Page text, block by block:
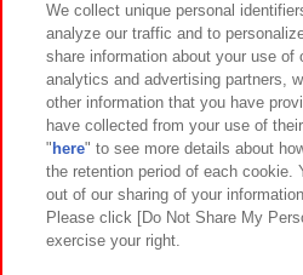
イベント・キャンペーン
関連会社 サステナビリテ
プライバシーポリシー ウェブアク
お取引先さまとともに
We collect unique personal
analyze our traffic and to
share information about your use of
analytics and advertising partners,
other information that you have
have collected from your use of
" here" to see more details about
the retention period of each cookie.
out of our sharing of your
Please click [Do Not Share My
exercise your right.